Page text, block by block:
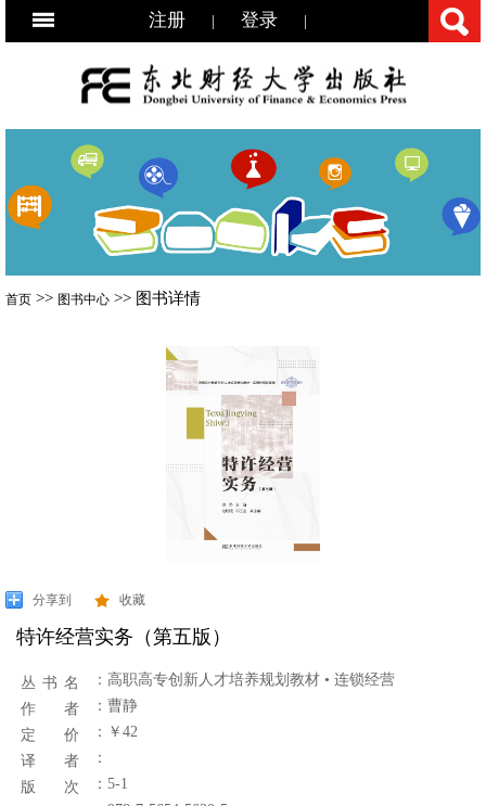
注册 登录
首页 >> 图书中心 >> 图书详情
分享到 收藏
特许经营实务（第五版）
丛 书 名 ： 高职高专创新人才培养规划教材 • 连锁经营
作 者
：曹静
定 价
：￥42
译 者
：
版 次
：5-1